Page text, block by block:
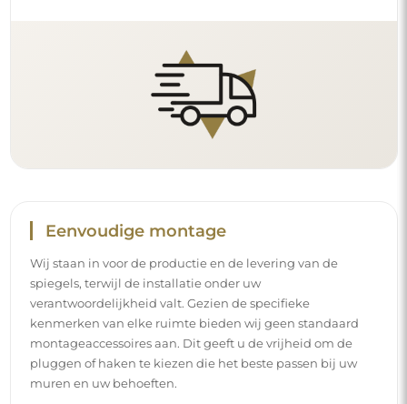
Eenvoudige montage
Wij staan in voor de productie en de levering van de
spiegels, terwijl de installatie onder uw
verantwoordelijkheid valt. Gezien de specifieke
kenmerken van elke ruimte bieden wij geen standaard
montageaccessoires aan. Dit geeft u de vrijheid om de
pluggen of haken te kiezen die het beste passen bij uw
muren en uw behoeften.